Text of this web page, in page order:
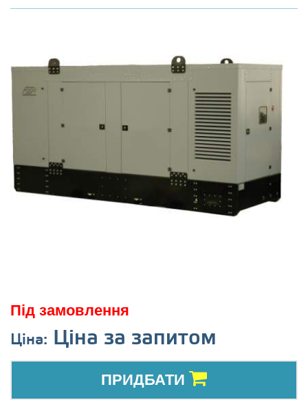
Під замовлення
Ціна: Ціна за запитом
ПРИДБАТИ